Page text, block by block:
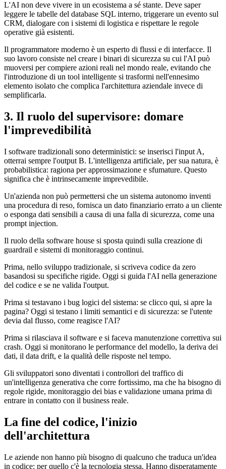
L'AI non deve vivere in un ecosistema a sé stante. Deve saper
leggere le tabelle del database SQL interno, triggerare un evento sul
CRM, dialogare con i sistemi di logistica e rispettare le regole
operative già esistenti.
Il programmatore moderno è un esperto di flussi e di interfacce. Il
suo lavoro consiste nel creare i binari di sicurezza su cui l'AI può
muoversi per compiere azioni reali nel mondo reale, evitando che
l'introduzione di un tool intelligente si trasformi nell'ennesimo
elemento isolato che complica l'architettura aziendale invece di
semplificarla.
3. Il ruolo del supervisore: domare
l'imprevedibilità
I software tradizionali sono deterministici: se inserisci l'input A,
otterrai sempre l'output B. L'intelligenza artificiale, per sua natura, è
probabilistica: ragiona per approssimazione e sfumature. Questo
significa che è intrinsecamente imprevedibile.
Un'azienda non può permettersi che un sistema autonomo inventi
una procedura di reso, fornisca un dato finanziario errato a un cliente
o esponga dati sensibili a causa di una falla di sicurezza, come una
prompt injection.
Il ruolo della software house si sposta quindi sulla creazione di
guardrail e sistemi di monitoraggio continui.
Prima, nello sviluppo tradizionale, si scriveva codice da zero
basandosi su specifiche rigide. Oggi si guida l'AI nella generazione
del codice e se ne valida l'output.
Prima si testavano i bug logici del sistema: se clicco qui, si apre la
pagina? Oggi si testano i limiti semantici e di sicurezza: se l'utente
devia dal flusso, come reagisce l'AI?
Prima si rilasciava il software e si faceva manutenzione correttiva sui
crash. Oggi si monitorano le performance del modello, la deriva dei
dati, il data drift, e la qualità delle risposte nel tempo.
Gli sviluppatori sono diventati i controllori del traffico di
un'intelligenza generativa che corre fortissimo, ma che ha bisogno di
regole rigide, monitoraggio dei bias e validazione umana prima di
entrare in contatto con il business reale.
La fine del codice, l'inizio
dell'architettura
Le aziende non hanno più bisogno di qualcuno che traduca un'idea
in codice: per quello c'è la tecnologia stessa. Hanno disperatamente